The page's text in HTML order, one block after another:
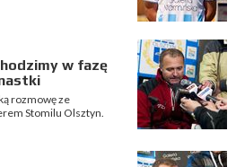
w fazę
rozmowę ze
Stomilu Olsztyn.